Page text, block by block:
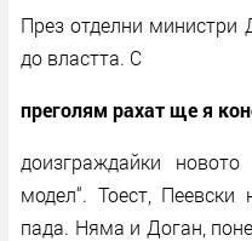
През отделни министри
до властта. С
преголям рахат ще я
доизграждайки
модел“. Тоест,
пада. Няма и Доган,